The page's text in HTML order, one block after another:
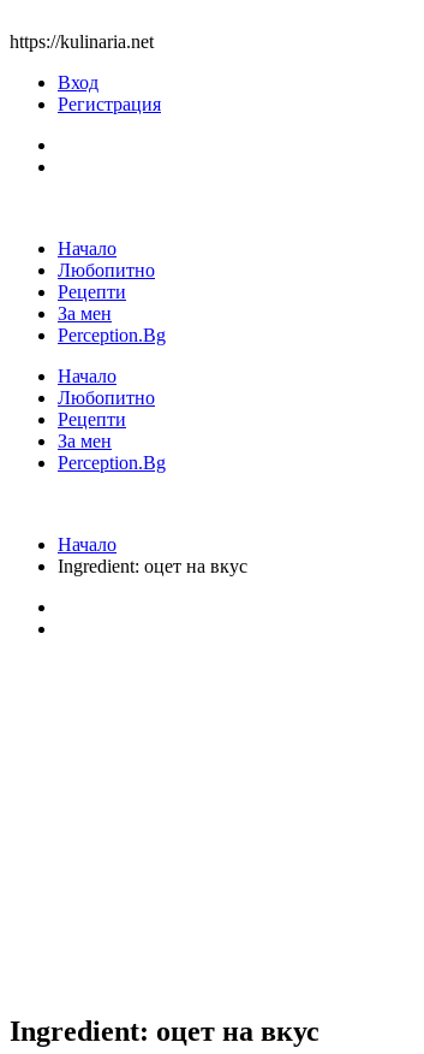
https://kulinaria.net
Вход
Регистрация
Начало
Любопитно
Рецепти
За мен
Perception.Bg
Начало
Любопитно
Рецепти
За мен
Perception.Bg
Начало
Ingredient: оцет на вкус
Ingredient: оцет на вкус